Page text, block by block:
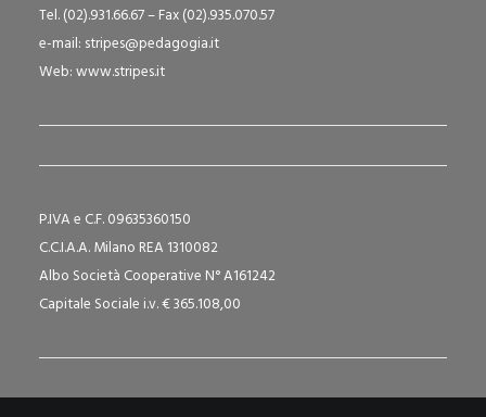
Tel. (02).931.66.67 – Fax (02).935.070.57
e-mail: stripes@pedagogia.it
Web:www.stripes.it
P.IVA e C.F. 09635360150
C.C.I.A.A. Milano REA 1310082
Albo Società Cooperative N° A161242
Capitale Sociale i.v. € 365.108,00